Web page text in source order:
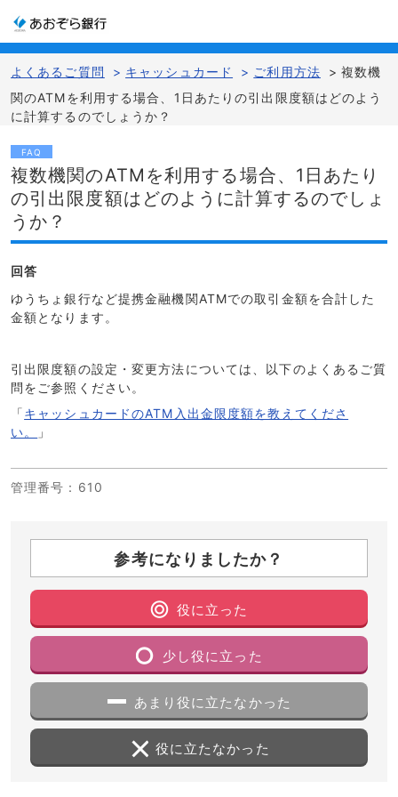
よくあるご質問 > キャッシュカード > ご利用方法 > 複数機
関のATMを利用する場合、1日あたりの引出限度額はどのよう
に計算するのでしょうか？
FAQ
複数機関のATMを利用する場合、1日あたり
の引出限度額はどのように計算するのでしょ
うか？
回答
ゆうちょ銀行など提携金融機関ATMでの取引金額を合計した
金額となります。
引出限度額の設定・変更方法については、以下のよくあるご質
問をご参照ください。
「キャッシュカードのATM入出金限度額を教えてくださ
い。
」
管理番号 ：610
参考になりましたか？
役に立った
少し役に立った
あまり役に立たなかった
役に立たなかった